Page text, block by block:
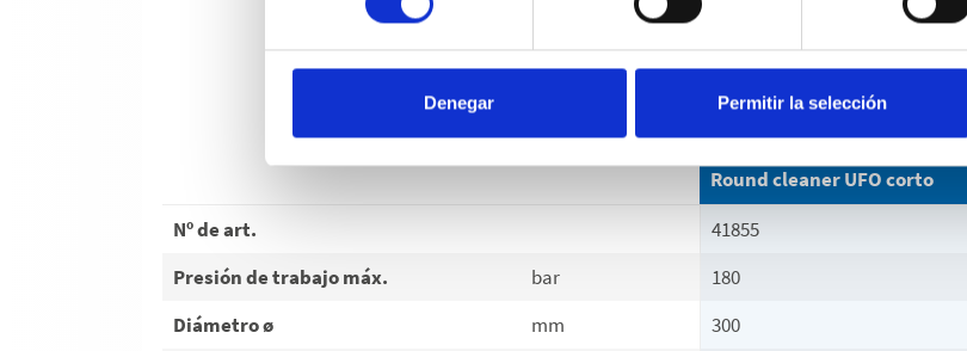
Denegar Permitir la selección
Round cleaner UFO corto
Nº de art.
41855
Presión de trabajo máx.
bar
180
Diámetro ø
mm
300